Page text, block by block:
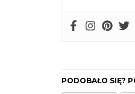
PODOBAŁO SIĘ?